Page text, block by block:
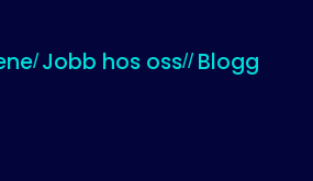
Jobb hos oss Blogg